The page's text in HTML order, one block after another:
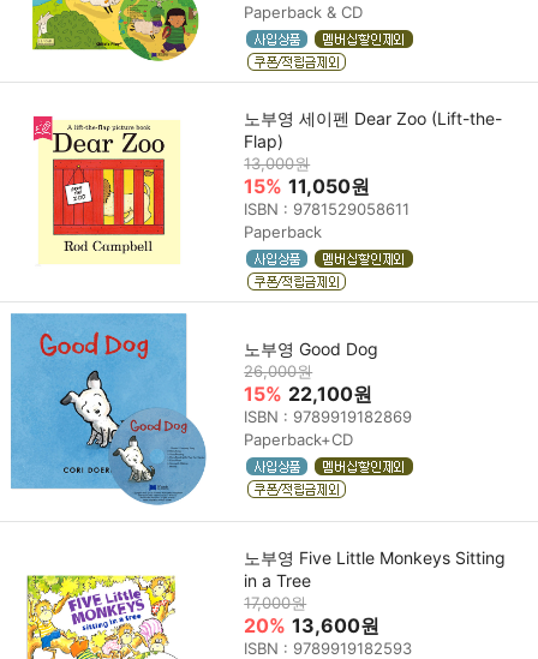
Paperback & CD
노부영 세이펜 Dear Zoo (Lift-the-
Flap)
13,000원
15% 11,050원
ISBN : 9781529058611
Paperback
노부영 Good Dog
26,000원
15% 22,100원
ISBN : 9789919182869
Paperback+CD
노부영 Five Little Monkeys Sitting
in a Tree
17,000원
20% 13,600원
ISBN : 9789919182593